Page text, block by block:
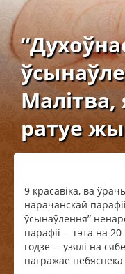
Малітва,
ратуе
9 красавіка, ва
нарачанскай
ўсынаўлення”
парафіі – гэта на
годзе – узялі на
пагражае небяспека